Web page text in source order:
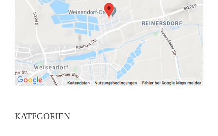
KATEGORIEN